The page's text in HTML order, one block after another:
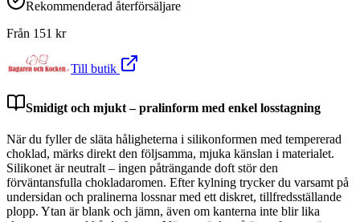
Rekommenderad återförsäljare
Från 151 kr
Till butik
Smidigt och mjukt – pralinform med enkel losstagning
När du fyller de släta håligheterna i silikonformen med tempererad
choklad, märks direkt den följsamma, mjuka känslan i materialet.
Silikonet är neutralt – ingen påträngande doft stör den
förväntansfulla chokladaromen. Efter kylning trycker du varsamt på
undersidan och pralinerna lossnar med ett diskret, tillfredsställande
plopp. Ytan är blank och jämn, även om kanterna inte blir lika